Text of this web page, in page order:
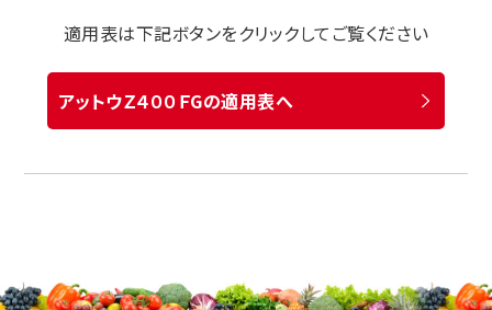
適用表は下記ボタンをクリックしてご覧ください
アットウＺ４００ＦGの適用表へ